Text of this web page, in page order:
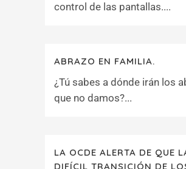
control de las pantallas....
ABRAZO EN FAMILIA.
¿Tú sabes a dónde irán los
que no damos?...
LA OCDE ALERTA DE QUE
DIFÍCIL TRANSICIÓN DE